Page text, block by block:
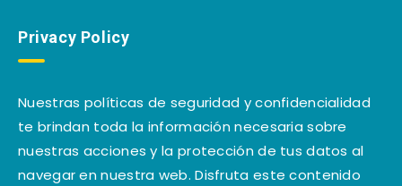
Privacy Policy
Nuestras políticas de seguridad y confidencialidad
te brindan toda la información necesaria sobre
nuestras acciones y la protección de tus datos al
navegar en nuestra web. Disfruta este contenido